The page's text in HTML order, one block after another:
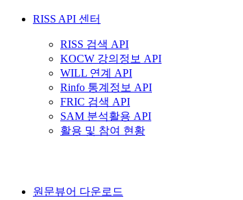
RISS API 센터
RISS 검색 API
KOCW 강의정보 API
WILL 연계 API
Rinfo 통계정보 API
FRIC 검색 API
SAM 분석활용 API
활용 및 참여 현황
원문뷰어 다운로드